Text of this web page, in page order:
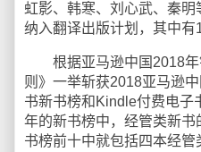
虹影、韩寒、刘心武、秦
纳入翻译出版计划，其中有
根据亚马逊中国2018年
则》一举斩获2018亚马逊
书新书榜和Kindle付费电子
年的新书榜中，经管类新
书榜前十中就包括四本经